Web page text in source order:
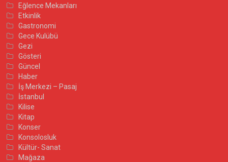
Eğlence Mekanları
Etkinlik
Gastronomi
Gece Kulübü
Gezi
Gösteri
Güncel
Haber
İş Merkezi – Pasaj
İstanbul
Kilise
Kitap
Konser
Konsolosluk
Kültür- Sanat
Mağaza